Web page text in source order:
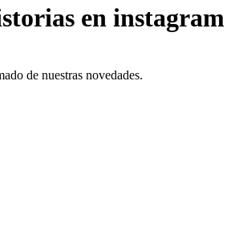
en instagram
de nuestras novedades.